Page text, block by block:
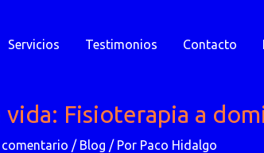
Servicios Testimonios Contacto
Fisioterapia a
comentario / Blog / Por Paco Hidalgo